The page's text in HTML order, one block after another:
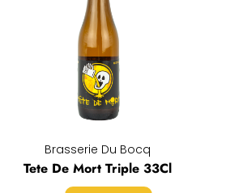
Brasserie Du Bocq
Tete De Mort Triple 33Cl